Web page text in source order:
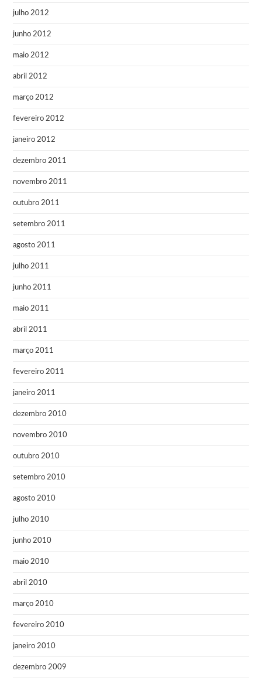
julho 2012
junho 2012
maio 2012
abril 2012
março 2012
fevereiro 2012
janeiro 2012
dezembro 2011
novembro 2011
outubro 2011
setembro 2011
agosto 2011
julho 2011
junho 2011
maio 2011
abril 2011
março 2011
fevereiro 2011
janeiro 2011
dezembro 2010
novembro 2010
outubro 2010
setembro 2010
agosto 2010
julho 2010
junho 2010
maio 2010
abril 2010
março 2010
fevereiro 2010
janeiro 2010
dezembro 2009